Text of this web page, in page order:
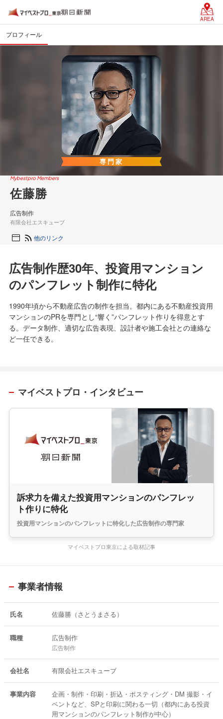
AREA
プロフィール
専門家
Mybestpro Members
佐藤勝
広告制作
有限会社エスキューブ
他のリンク
広告制作歴30年、投資用マンション
のパンフレット制作に特化
1990年頃から不動産広告の制作を担当。都内にある不動産投資用
マンションのPRを専門とし“響く”パンフレット作りを得意とす
る。データ制作、適切な広告表現、設計者や施工会社との連絡な
ど一任できる。
マイベストプロ・インタビュー
訴求力を備えた投資用マンションのパンフレッ
ト作りに特化
投資用マンションのパンフレットに特化した広告制作の専門家
マイベストプロ東京による取材記事
事業者情報
氏名 佐藤勝（さとうまさる）
職種 広告制作
広告制作
会社名 有限会社エスキューブ
事業内容
企画・制作・印刷・折込・ポスティング・DM 撮影・イ
ベントなど、SPと印刷に関わる一切（都内にある投資
用マンションのパンフレット制作が中心）